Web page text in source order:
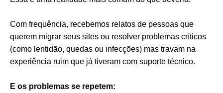
Com frequência, recebemos relatos de pessoas que
querem migrar seus sites ou resolver problemas críticos
(como lentidão, quedas ou infecções) mas travam na
experiência ruim que já tiveram com suporte técnico.
E os problemas se repetem: